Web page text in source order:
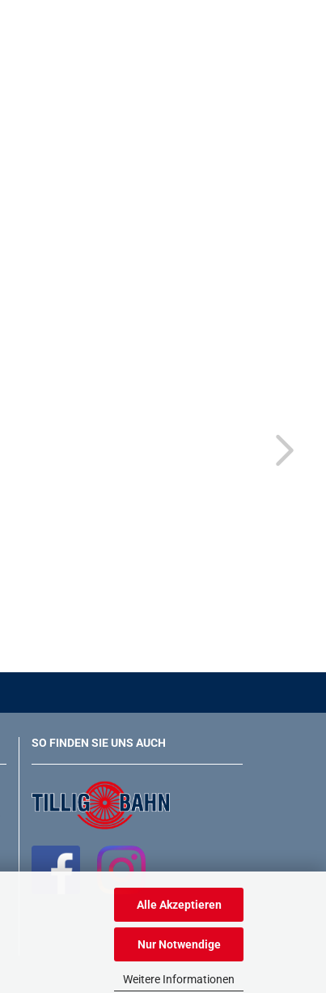
Alle Akzeptieren
Nur Notwendige
Weitere Informationen
SO FINDEN SIE UNS AUCH